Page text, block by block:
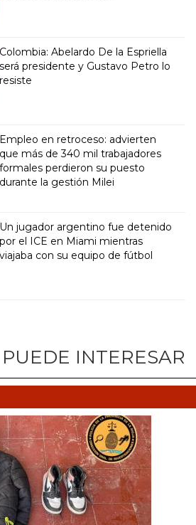
Colombia: Abelardo De la Espriella
será presidente y Gustavo Petro lo
resiste
Empleo en retroceso: advierten
que más de 340 mil trabajadores
formales perdieron su puesto
durante la gestión Milei
Un jugador argentino fue detenido
por el ICE en Miami mientras
viajaba con su equipo de fútbol
INTERESAR